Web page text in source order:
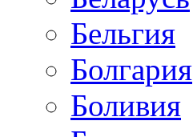
Бельгия
Болгария
Боливия